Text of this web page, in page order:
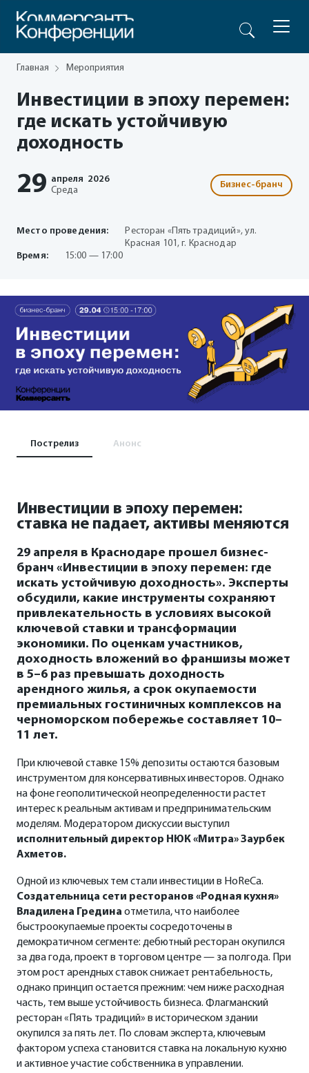
Главная Мероприятия
Инвестиции в эпоху перемен:
где искать устойчивую
доходность
29 апреля 2026
Среда
Бизнес-бранч
Место проведения:
Ресторан «Пять традиций», ул.
Красная 101, г. Краснодар
Время:
15:00 — 17:00
Пострелиз Анонс
Инвестиции в эпоху перемен:
ставка не падает, активы меняются
29 апреля в Краснодаре прошел бизнес-
бранч «Инвестиции в эпоху перемен: где
искать устойчивую доходность». Эксперты
обсудили, какие инструменты сохраняют
привлекательность в условиях высокой
ключевой ставки и трансформации
экономики. По оценкам участников,
доходность вложений во франшизы может
в 5–6 раз превышать доходность
арендного жилья, а срок окупаемости
премиальных гостиничных комплексов на
черноморском побережье составляет 10–
11 лет.
При ключевой ставке 15% депозиты остаются базовым
инструментом для консервативных инвесторов. Однако
на фоне геополитической неопределенности растет
интерес к реальным активам и предпринимательским
моделям. Модератором дискуссии выступил
исполнительный директор НЮК «Митра» Заурбек
Ахметов.
Одной из ключевых тем стали инвестиции в HoReCa.
Создательница сети ресторанов «Родная кухня»
Владилена Гредина отметила, что наиболее
быстроокупаемые проекты сосредоточены в
демократичном сегменте: дебютный ресторан окупился
за два года, проект в торговом центре — за полгода. При
этом рост арендных ставок снижает рентабельность,
однако принцип остается прежним: чем ниже расходная
часть, тем выше устойчивость бизнеса. Флагманский
ресторан «Пять традиций» в историческом здании
окупился за пять лет. По словам эксперта, ключевым
фактором успеха становится ставка на локальную кухню
и активное участие собственника в управлении.